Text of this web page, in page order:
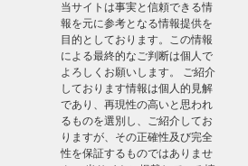
当サイトは事実と信頼できる情
報を元に参考となる情報提供を
目的としております。この情報
による最終的なご判断は個人で
よろしくお願いします。 ご紹介
しております情報は個人的見解
であり、再現性の高いと思われ
るものを選別し、ご紹介してお
りますが、その正確性及び完全
性を保証するものではありませ